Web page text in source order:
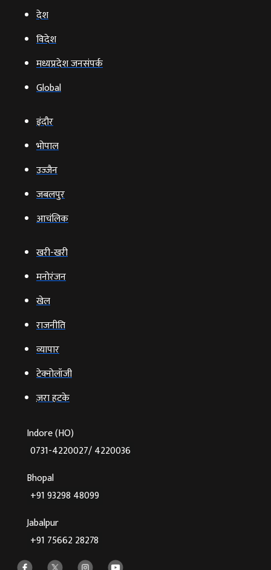
देश
विदेश
मध्यप्रदेश जनसंपर्क
Global
इंदौर
भोपाल
उज्‍जैन
जबलपुर
आचंलिक
खरी-खरी
मनोरंजन
खेल
राजनीति
व्‍यापार
टेक्‍नोलॉजी
ज़रा हटके
Indore (HO)
0731-4220027/ 4220036
Bhopal
+91 93298 48099
Jabalpur
+91 75662 28278